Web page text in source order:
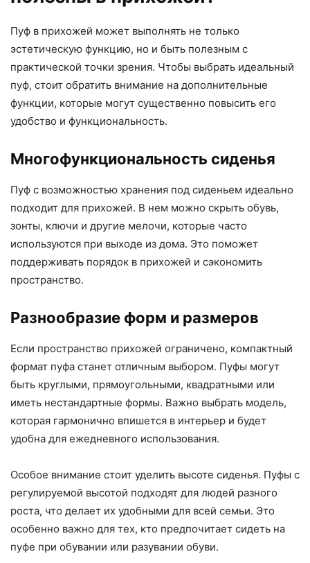
Пуф в прихожей может выполнять не только
эстетическую функцию, но и быть полезным с
практической точки зрения. Чтобы выбрать идеальный
пуф, стоит обратить внимание на дополнительные
функции, которые могут существенно повысить его
удобство и функциональность.
Многофункциональность сиденья
Пуф с возможностью хранения под сиденьем идеально
подходит для прихожей. В нем можно скрыть обувь,
зонты, ключи и другие мелочи, которые часто
используются при выходе из дома. Это поможет
поддерживать порядок в прихожей и сэкономить
пространство.
Разнообразие форм и размеров
Если пространство прихожей ограничено, компактный
формат пуфа станет отличным выбором. Пуфы могут
быть круглыми, прямоугольными, квадратными или
иметь нестандартные формы. Важно выбрать модель,
которая гармонично впишется в интерьер и будет
удобна для ежедневного использования.
Особое внимание стоит уделить высоте сиденья. Пуфы с
регулируемой высотой подходят для людей разного
роста, что делает их удобными для всей семьи. Это
особенно важно для тех, кто предпочитает сидеть на
пуфе при обувании или разувании обуви.